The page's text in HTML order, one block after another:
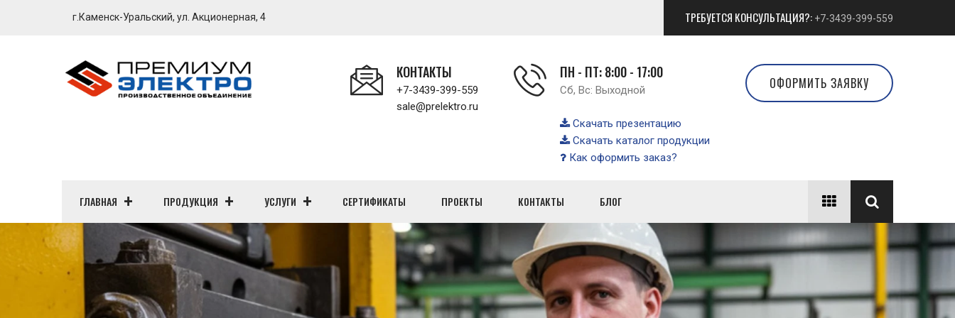
г.Каменск-Уральский, ул. Акционерная, 4 ТРЕБУЕТСЯ КОНСУЛЬТАЦИЯ?: +7-3439-399-559
КОНТАКТЫ
+7-3439-399-559
sale@prelektro.ru
ПН - ПТ: 8:00 - 17:00
Сб, Вс: Выходной
Скачать презентацию
Скачать каталог продукции
Как оформить заказ?
ОФОРМИТЬ ЗАЯВКУ
ГЛАВНАЯ ПРОДУКЦИЯ УСЛУГИ СЕРТИФИКАТЫ ПРОЕКТЫ КОНТАКТЫ БЛОГ